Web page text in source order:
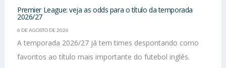
Premier League: veja as odds para o título da temporada
2026/27
6 DE AGOSTO DE 2026
A temporada 2026/27 já tem times despontando como
favoritos ao título mais importante do futebol inglês.